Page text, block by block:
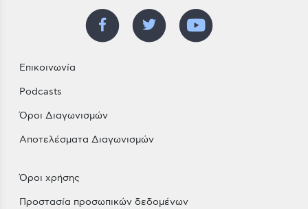
Επικοινωνία
Podcasts
Όροι Διαγωνισμών
Αποτελέσματα Διαγωνισμών
Όροι χρήσης
Προστασία προσωπικών δεδομένων